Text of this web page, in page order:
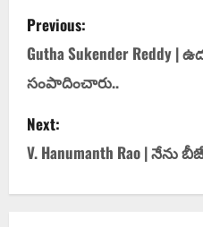
Previous:
Gutha Sukender Reddy |
సంపాదించారు..
Next:
V. Hanumanth Rao |